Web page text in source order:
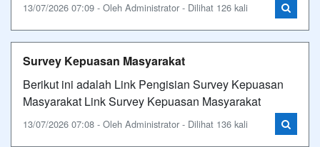
13/07/2026 07:09 - Oleh Administrator - Dilihat 126 kali
Survey Kepuasan Masyarakat
Berikut ini adalah Link Pengisian Survey Kepuasan
Masyarakat Link Survey Kepuasan Masyarakat
13/07/2026 07:08 - Oleh Administrator - Dilihat 136 kali